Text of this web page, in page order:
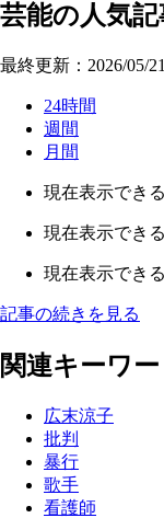
芸能の人気
最終更新：2026/05/
24時間
週間
月間
現在表示でき
現在表示でき
現在表示でき
記事の続きを見る
関連キーワ
広末涼子
批判
暴行
歌手
看護師